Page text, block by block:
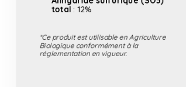
total: 12%
*Ce produit est utilisable en Agriculture
Biologique conformément à la
réglementation en vigueur.